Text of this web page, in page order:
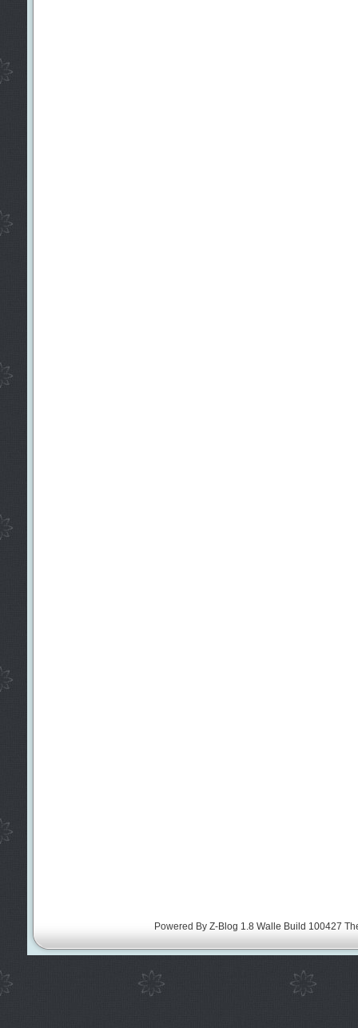
Powered By Z-Blog 1.8 Walle Build 100427